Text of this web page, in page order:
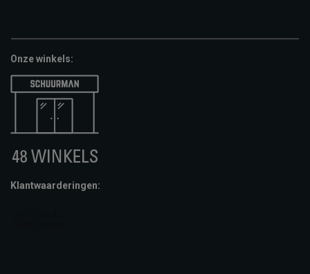
Onze winkels:
Klantwaarderingen: